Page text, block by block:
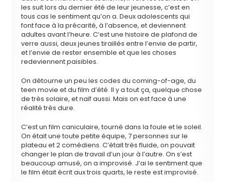
les suit lors du dernier été de leur jeunesse, c’est en
tous cas le sentiment qu’on a. Deux adolescents qui
font face à la précarité, à l’absence, et deviennent
adultes avant l’heure. C’est une histoire de plafond de
verre aussi, deux jeunes tiraillés entre l’envie de partir,
et l’envie de rester ensemble et que les choses
redeviennent paisibles.
On détourne un peu les codes du coming-of-age, du
teen movie et du film d’été. Il y a tout ça, quelque chose
de très solaire, et naïf aussi. Mais on est face à une
réalité très dure.
C’est un film caniculaire, tourné dans la foule et le soleil.
On était une toute petite équipe, 7 personnes sur le
plateau et 2 comédiens. C’était très fluide, on pouvait
changer le plan de travail d’un jour à l’autre. On s’est
beaucoup amusé, on a improvisé. J’ai le sentiment que
le film était écrit aux trois quarts, le reste est improvisé.